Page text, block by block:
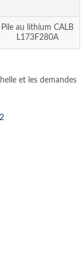
Pile au lithium CALB
L173F280A
et les demandes